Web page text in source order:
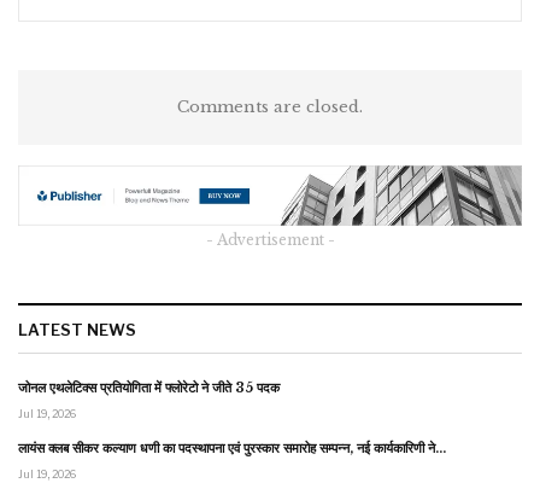
Comments are closed.
- Advertisement -
LATEST NEWS
जोनल एथलेटिक्स प्रतियोगिता में फ्लोरेटो ने जीते 35 पदक
Jul 19, 2026
लायंस क्लब सीकर कल्याण धणी का पदस्थापना एवं पुरस्कार समारोह सम्पन्न, नई कार्यकारिणी ने…
Jul 19, 2026